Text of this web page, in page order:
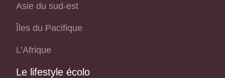
Asie du sud-est
Îles du Pacifique
L’Afrique
Le lifestyle écolo